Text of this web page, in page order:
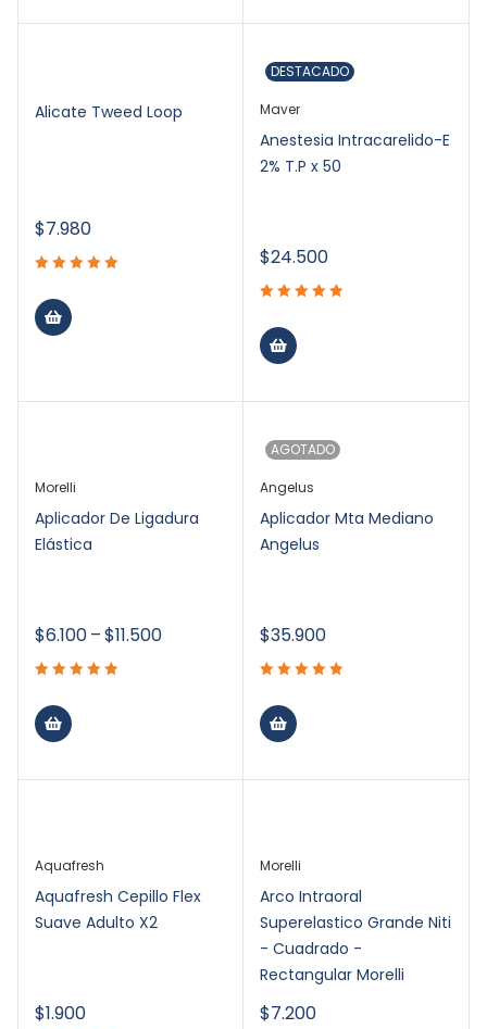
Alicate Tweed Loop
$7.980
DESTACADO
Maver
Anestesia Intracarelido-E
2% T.P x 50
$24.500
Morelli
Aplicador De Ligadura
Elástica
$6.100–$11.500
AGOTADO
Angelus
Aplicador Mta Mediano
Angelus
$35.900
Aquafresh
Aquafresh Cepillo Flex
Suave Adulto X2
$1.900
Morelli
Arco Intraoral
Superelastico Grande Niti
- Cuadrado -
Rectangular Morelli
$7.200